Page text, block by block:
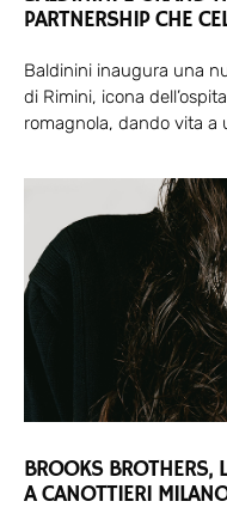
PARTNERSHIP CHE
Baldinini inaugura una
di Rimini, icona
romagnola, dando vita a
BROOKS BROTHERS,
A CANOTTIERI